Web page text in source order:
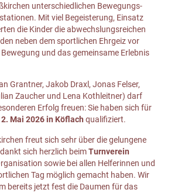
unterschiedlichen Bewegungs-
Mit viel Begeisterung, Einsatz
die Kinder die abwechslungsreichen
neben dem sportlichen Ehrgeiz vor
und das gemeinsame Erlebnis
Grantner, Jakob Draxl, Jonas Felser,
Zaucher und Lena Kothleitner) darf
Erfolg freuen: Sie haben sich für
Mai 2026 in Köflach qualifiziert.
freut sich sehr über die gelungene
sich herzlich beimTurnverein
sowie bei allen Helferinnen und
Tag möglich gemacht haben. Wir
bereits jetzt fest die Daumen für das